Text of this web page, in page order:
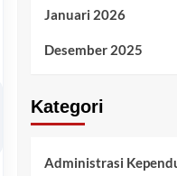
Januari 2026
Desember 2025
Kategori
Administrasi